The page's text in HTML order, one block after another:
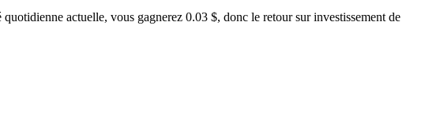
actuelle, vous gagnerez 0.03 $, donc le retour sur investissement de